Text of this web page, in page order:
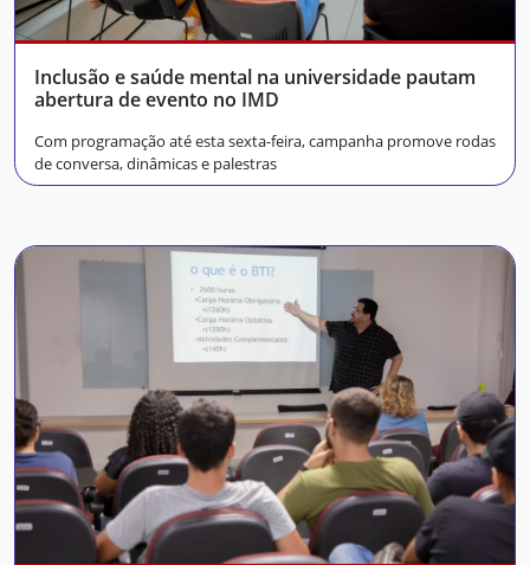
Inclusão e saúde mental na universidade pautam
abertura de evento no IMD
Com programação até esta sexta-feira, campanha promove rodas
de conversa, dinâmicas e palestras